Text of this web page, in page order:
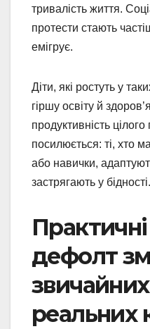
тривалість життя.
протести стають
емігрує.
Діти, які ростуть у
гіршу освіту й
продуктивність
посилюється: ті, хто
або навички,
застрягають у бідності.
дефолт
реальних